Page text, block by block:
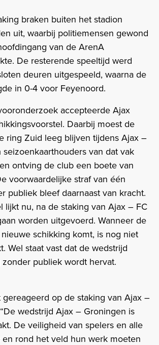
braken buiten het stadion
uit, waarbij politiemensen gewond
van de ArenA
De resterende speeltijd werd
deuren uitgespeeld, waarna de
in 0-4 voor Feyenoord.
accepteerde Ajax
Daarbij moest de
ring Zuid leeg blijven tijdens Ajax –
van dat vak
ontving de club een boete van
voorwaardelijke straf van één
publiek bleef daarnaast van kracht.
lijkt nu, na de staking van Ajax – FC
worden uitgevoerd. Wanneer de
schikking komt, is nog niet
Wel staat vast dat de wedstrijd
publiek wordt hervat.
op de staking van Ajax –
wedstrijd Ajax – Groningen is
De veiligheid van spelers en alle
rond het veld hun werk moeten